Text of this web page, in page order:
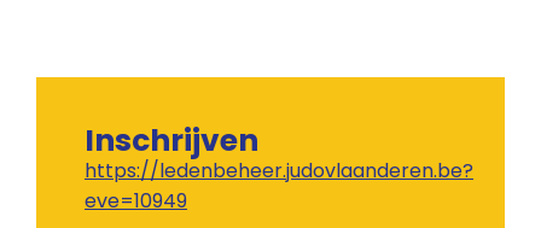
Inschrijven
https://ledenbeheer.judovlaanderen.be?
eve=10949